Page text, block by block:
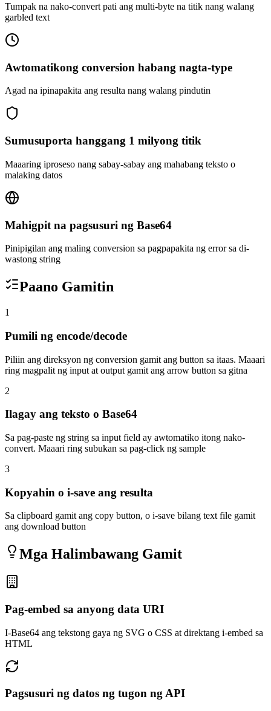
Tumpak na nako-convert pati ang multi-byte na titik nang walang
garbled text
Awtomatikong conversion habang nagta-type
Agad na ipinapakita ang resulta nang walang pindutin
Sumusuporta hanggang 1 milyong titik
Maaaring iproseso nang sabay-sabay ang mahabang teksto o
malaking datos
Mahigpit na pagsusuri ng Base64
Pinipigilan ang maling conversion sa pagpapakita ng error sa di-
wastong string
Paano Gamitin
1
Pumili ng encode/decode
Piliin ang direksyon ng conversion gamit ang button sa itaas. Maaari
ring magpalit ng input at output gamit ang arrow button sa gitna
2
Ilagay ang teksto o Base64
Sa pag-paste ng string sa input field ay awtomatiko itong nako-
convert. Maaari ring subukan sa pag-click ng sample
3
Kopyahin o i-save ang resulta
Sa clipboard gamit ang copy button, o i-save bilang text file gamit
ang download button
Mga Halimbawang Gamit
Pag-embed sa anyong data URI
I-Base64 ang tekstong gaya ng SVG o CSS at direktang i-embed sa
HTML
Pagsusuri ng datos ng tugon ng API